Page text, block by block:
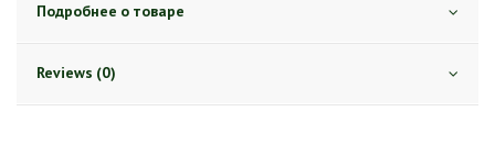
Подробнее о товаре
Reviews (0)